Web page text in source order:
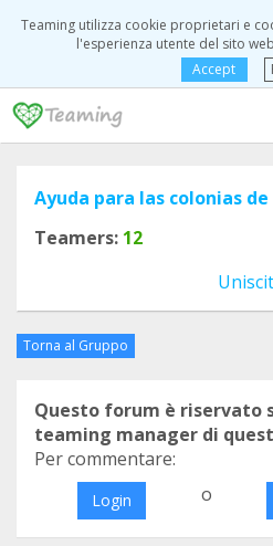
Teaming utilizza cookie proprietari e
l'esperienza utente del sito
Accept
Ayuda para las colonias
Teamers: 12
Torna al Gruppo
Questo forum è riservato
teaming manager di
Per commentare:
Login o